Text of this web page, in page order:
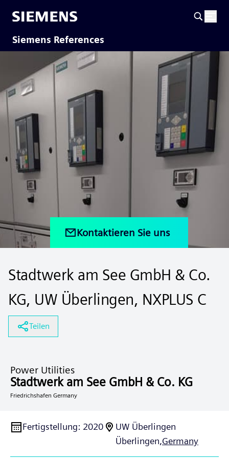
Siemens References
Kontaktieren Sie uns
Stadtwerk am See GmbH & Co.
KG, UW Überlingen, NXPLUS C
Teilen
Power Utilities
Stadtwerk am See GmbH & Co. KG
Friedrichshafen Germany
Fertigstellung: 2020
UW Überlingen
Überlingen,Germany